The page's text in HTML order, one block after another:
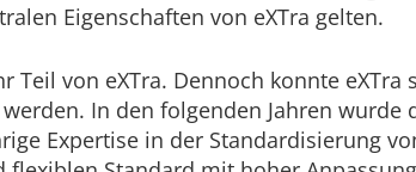
Eigenschaften von eXTra gelten.
Teil von eXTra. Dennoch konnte
In den folgenden Jahren
Expertise in der Standardisierung